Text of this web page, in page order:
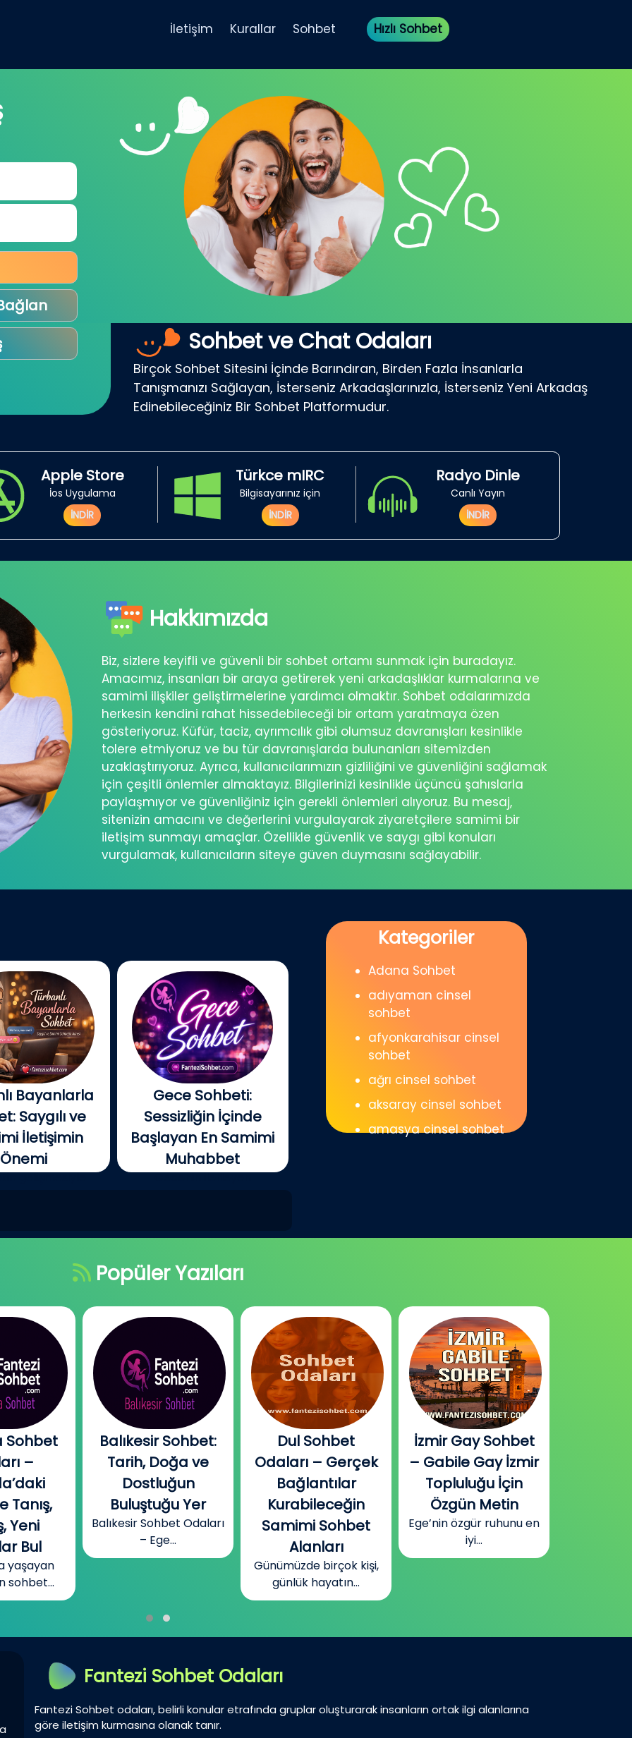
İletişim Kurallar Sohbet Hızlı Sohbet
Sohbet ve Chat Odaları
Birçok Sohbet Sitesini İçinde Barındıran, Birden Fazla İnsanlarla
Tanışmanızı Sağlayan, İsterseniz Arkadaşlarınızla, İsterseniz Yeni Arkadaş
Edinebileceğiniz Bir Sohbet Platformudur.
Apple Store
İos Uygulama
İNDİR
Türkce mIRC
Bilgisayarınız için
İNDİR
Radyo Dinle
Canlı Yayın
İNDİR
Hakkımızda
Biz, sizlere keyifli ve güvenli bir sohbet ortamı sunmak için buradayız.
Amacımız, insanları bir araya getirerek yeni arkadaşlıklar kurmalarına ve
samimi ilişkiler geliştirmelerine yardımcı olmaktır. Sohbet odalarımızda
herkesin kendini rahat hissedebileceği bir ortam yaratmaya özen
gösteriyoruz. Küfür, taciz, ayrımcılık gibi olumsuz davranışları kesinlikle
tolere etmiyoruz ve bu tür davranışlarda bulunanları sitemizden
uzaklaştırıyoruz. Ayrıca, kullanıcılarımızın gizliliğini ve güvenliğini sağlamak
için çeşitli önlemler almaktayız. Bilgilerinizi kesinlikle üçüncü şahıslarla
paylaşmıyor ve güvenliğiniz için gerekli önlemleri alıyoruz. Bu mesaj,
sitenizin amacını ve değerlerini vurgulayarak ziyaretçilere samimi bir
iletişim sunmayı amaçlar. Özellikle güvenlik ve saygı gibi konuları
vurgulamak, kullanıcıların siteye güven duymasını sağlayabilir.
Bayanlarla
Saygılı ve
İletişimin
Önemi
gelişmesiyle
Gece Sohbeti:
Sessizliğin İçinde
Başlayan En Samimi
Muhabbet
Gecenin ilerleyen
Kategoriler
Adana Sohbet
adıyaman cinsel
sohbet
afyonkarahisar cinsel
sohbet
ağrı cinsel sohbet
aksaray cinsel sohbet
amasya cinsel sohbet
Popüler Yazıları
Sohbet:
ve
Yer
Odaları
Dul Sohbet
Odaları – Gerçek
Bağlantılar
Kurabileceğin
Samimi Sohbet
Alanları
İzmir Gay Sohbet
– Gabile Gay İzmir
Topluluğu İçin
Özgün Metin
Ege’nin özgür ruhunu en
iyi...
Diyarbakır Cinsel
Sohbet ve Fantezi
Platformu
Güneydoğu’nun kalbi
Diyarbakır’da, tarihi
surların...
Fantezi Sohbet Odaları
Fantezi Sohbet odaları, belirli konular etrafında gruplar oluşturarak insanların ortak ilgi alanlarına
göre iletişim kurmasına olanak tanır.